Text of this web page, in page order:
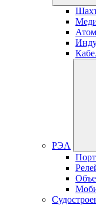
РЭА